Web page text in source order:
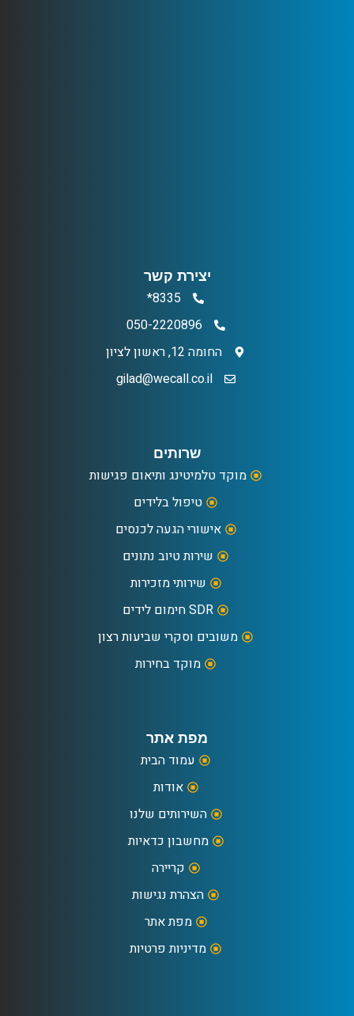
מפת אתר
עמוד הבית
אודות
השירותים שלנו
מחשבון כדאיות
קריירה
הצהרת נגישות
מפת אתר
מדיניות פרטיות
שרותים
מוקד טלמיטינג ותיאום פגישות
טיפול בלידים
אישורי הגעה לכנסים
שירות טיוב נתונים
שירותי מזכירות
SDR חימום לידים
משובים וסקרי שביעות רצון
מוקד בחירות
יצירת קשר
8335*
050-2220896
החומה 12, ראשון לציון
gilad@wecall.co.il